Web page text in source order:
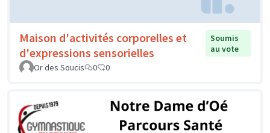
Maison d'activités corporelles et
d'expressions sensorielles
Soumis
au vote
Or des Soucis
0 0